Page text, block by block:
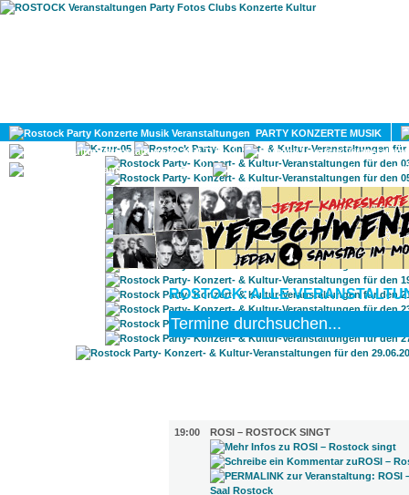
PARTY KONZERTE MUSIK
KULTUR
GAY
ROSTOCK: ALLE
19:00
ROSI – ROSTOCK SINGT